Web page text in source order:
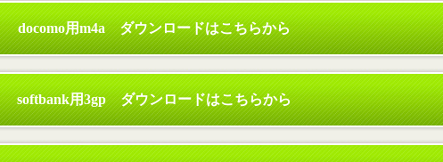
docomo用m4a ダウンロードはこちらから
softbank用3gp ダウンロードはこちらから